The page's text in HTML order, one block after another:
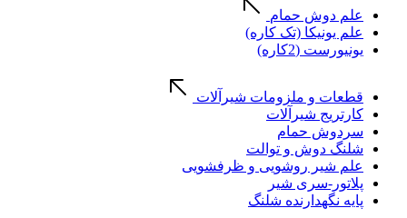
علم دوش حمام
علم یونیکا (تک کاره)
یونیورست (2کاره)
قطعات و ملزومات شیرآلات
کارتریج شیرآلات
سردوش حمام
شلنگ دوش و توالت
علم شیر روشویی و ظرفشویی
پلاتور-سری شیر
پایه نگهدارنده شلنگ